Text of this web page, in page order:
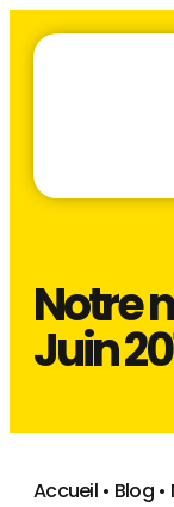
Notre
Juin
Accueil• Blog•